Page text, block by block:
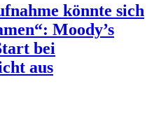
könnte sich
Moody’s
bei
aus